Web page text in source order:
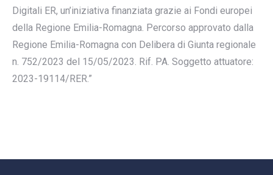
Digitali ER, un’iniziativa finanziata grazie ai Fondi europei
della Regione Emilia-Romagna. Percorso approvato dalla
Regione Emilia-Romagna con Delibera di Giunta regionale
n. 752/2023 del 15/05/2023. Rif. PA. Soggetto attuatore:
2023-19114/RER.”